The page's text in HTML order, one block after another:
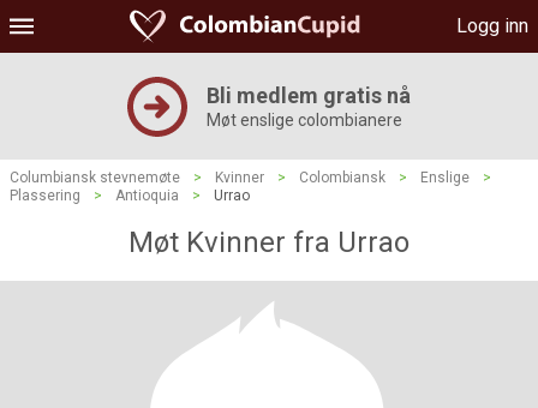
Logg inn
Bli medlem gratis nå
Møt enslige colombianere
Columbiansk stevnemøte > Kvinner > Colombiansk > Enslige
>
Plassering
> Antioquia > Urrao
Møt Kvinner fra Urrao